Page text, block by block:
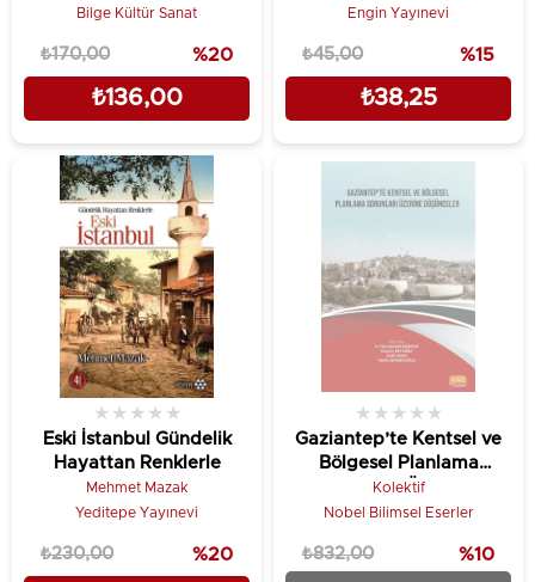
Bilge Kültür Sanat
₺136,00
₺170,00 %20
Engin Yayınevi
₺38,25
₺45,00 %15
Eski İstanbul Gündelik
Hayattan Renklerle
★ ★ ★ ★ ★
Mehmet Mazak
Yeditepe Yayınevi
₺230,00 %20
Gaziantep’te Kentsel ve
Bölgesel Planlama
Sorunları Üzerine
Düşünceler
★ ★ ★ ★ ★
Kolektif
Nobel Bilimsel Eserler
₺832,00 %10